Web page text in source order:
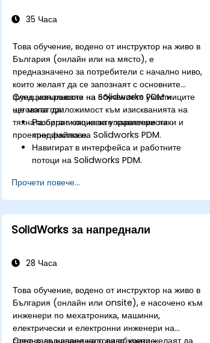
35 Часа
Това обучение, водено от инструктор на живо в
България (онлайн или на място), е
предназначено за потребители с начално ниво,
които желаят да се запознаят с основните
функционалности на Solidworks PDM и
неговата приложимост към изискванията на
тяхната организация за управление на
проектни файлове.
След завършване на обучението участниците
ще могат да:
Разбират ключовите характеристики и
предимства на Solidworks PDM.
Навигират в интерфейса и работните
потоци на Solidworks PDM.
потребител, като чекиране/чекиране на
изход на файлове, версиониране и
Изследват административните
функционалности, включително
потребителски разрешения и
Оценяват потенциала за внедряване на
Solidworks PDM в множество обекти на
компанията.
Прочети повече...
SolidWorks за напреднали
28 Часа
Това обучение, водено от инструктор на живо в
България (онлайн или onsite), е насочено към
инженери по мехатроника, машинни,
електрически и електронни инженери на
средно до напреднало ниво, които желаят да
След завършване на това обучение